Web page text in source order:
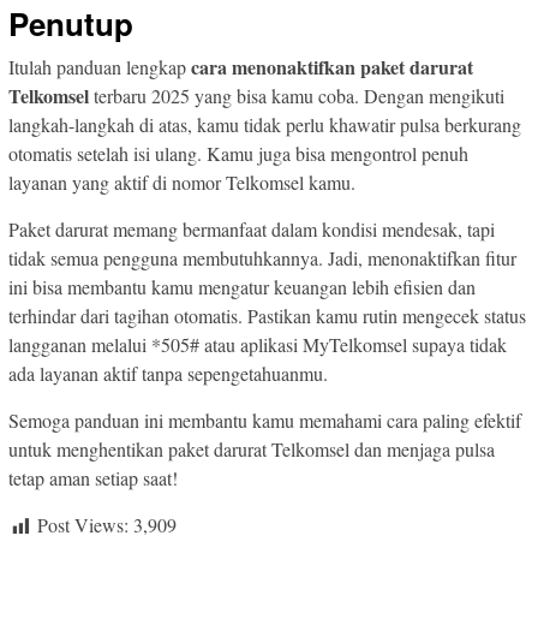
Penutup
Itulah panduan lengkapcara menonaktifkan paket darurat
Telkomselterbaru 2025 yang bisa kamu coba. Dengan mengikuti
langkah-langkah di atas, kamu tidak perlu khawatir pulsa berkurang
otomatis setelah isi ulang. Kamu juga bisa mengontrol penuh
layanan yang aktif di nomor Telkomsel kamu.
Paket darurat memang bermanfaat dalam kondisi mendesak, tapi
tidak semua pengguna membutuhkannya. Jadi, menonaktifkan fitur
ini bisa membantu kamu mengatur keuangan lebih efisien dan
terhindar dari tagihan otomatis. Pastikan kamu rutin mengecek status
langganan melalui *505# atau aplikasi MyTelkomsel supaya tidak
ada layanan aktif tanpa sepengetahuanmu.
Semoga panduan ini membantu kamu memahami cara paling efektif
untuk menghentikan paket darurat Telkomsel dan menjaga pulsa
tetap aman setiap saat!
Post Views: 3,909